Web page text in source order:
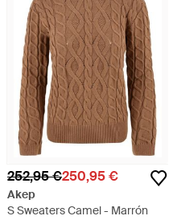
252,95 €250,95 €
Akep
S Sweaters Camel - Marrón